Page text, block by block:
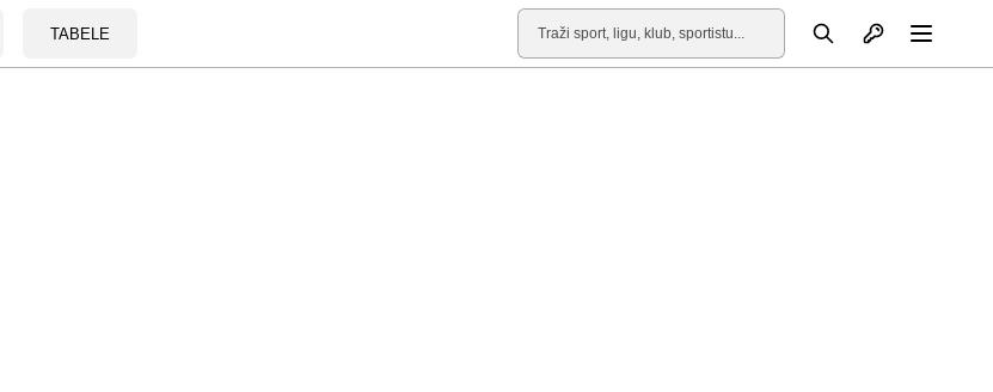
TABELE
Pretraga Otvori profil